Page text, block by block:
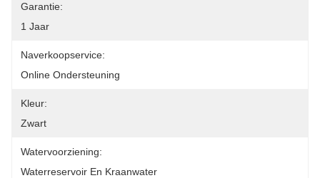
Garantie:
1 Jaar
Naverkoopservice:
Online Ondersteuning
Kleur:
Zwart
Watervoorziening:
Waterreservoir En Kraanwater